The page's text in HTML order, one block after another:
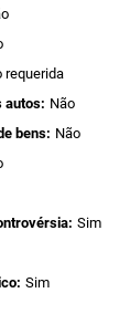
requerida
autos: Não
bens: Não
Sim
Sim